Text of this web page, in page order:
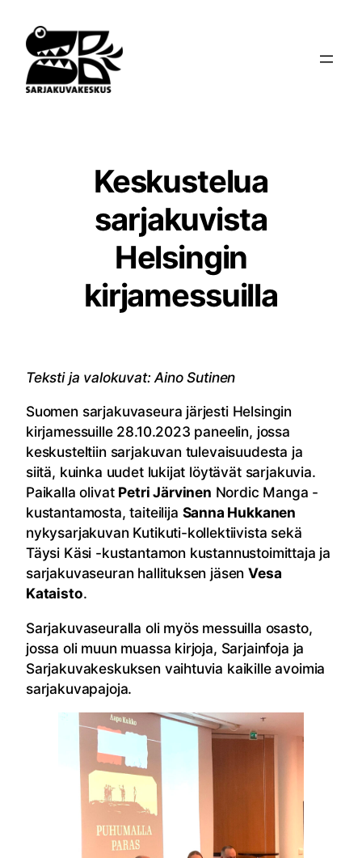
sisältöön
Keskustelua
sarjakuvista
Helsingin
kirjamessuilla
Teksti ja valokuvat: Aino Sutinen
Suomen sarjakuvaseura järjesti Helsingin
kirjamessuille 28.10.2023 paneelin, jossa
keskusteltiin sarjakuvan tulevaisuudesta ja
siitä, kuinka uudet lukijat löytävät sarjakuvia.
Paikalla olivat Petri Järvinen Nordic Manga -
kustantamosta, taiteilija Sanna Hukkanen
nykysarjakuvan Kutikuti-kollektiivista sekä
Täysi Käsi -kustantamon kustannustoimittaja ja
sarjakuvaseuran hallituksen jäsenVesa
Kataisto.
Sarjakuvaseuralla oli myös messuilla osasto,
jossa oli muun muassa kirjoja, Sarjainfoja ja
Sarjakuvakeskuksen vaihtuvia kaikille avoimia
sarjakuvapajoja.